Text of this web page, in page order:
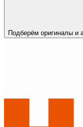
Подберём оригиналы и